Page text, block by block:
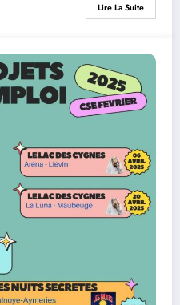
Lire La Suite